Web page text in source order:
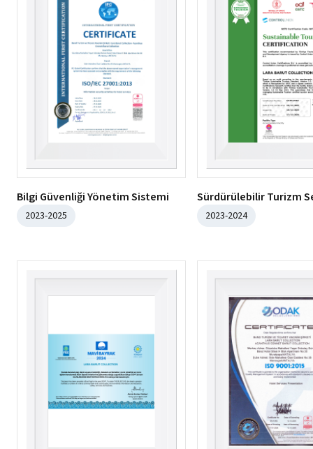
Bilgi Güvenliği Yönetim Sistemi
2023-2025
Sürdürülebilir Turizm
2023-2024